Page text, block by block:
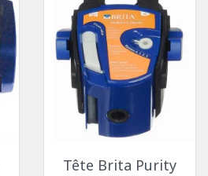
Tête Brita Purity